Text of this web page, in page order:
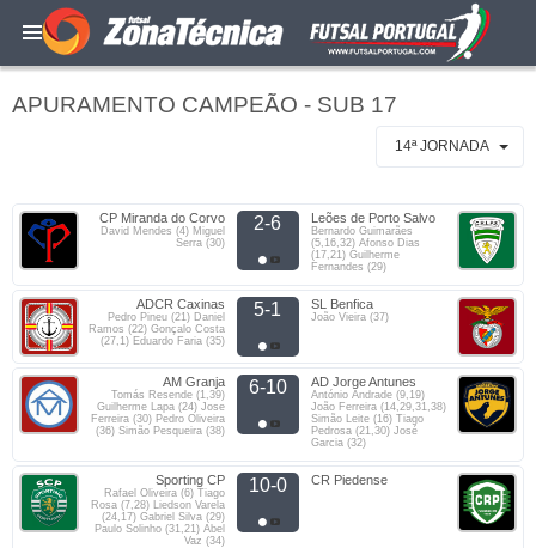
APURAMENTO CAMPEÃO - SUB 17
14ª JORNADA
CP Miranda do Corvo
David Mendes (4) Miguel
Serra (30)
2-6 Leões de Porto Salvo
Bernardo Guimarães
(5,16,32) Afonso Dias
(17,21) Guilherme
Fernandes (29)
ADCR Caxinas
Pedro Pineu (21) Daniel
Ramos (22) Gonçalo Costa
(27,1) Eduardo Faria (35)
5-1 SL Benfica
João Vieira (37)
AM Granja
Tomás Resende (1,39)
Guilherme Lapa (24) Jose
Ferreira (30) Pedro Oliveira
(36) Simão Pesqueira (38)
6-10 AD Jorge Antunes
António Andrade (9,19)
João Ferreira (14,29,31,38)
Simão Leite (16) Tiago
Pedrosa (21,30) José
Garcia (32)
Sporting CP
Rafael Oliveira (6) Tiago
Rosa (7,28) Liedson Varela
(24,17) Gabriel Silva (29)
Paulo Solinho (31,21) Abel
Vaz (34)
10-0 CR Piedense